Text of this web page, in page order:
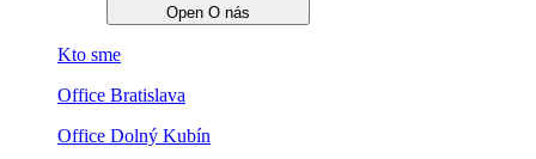
Open O nás
Kto sme
Office Bratislava
Office Dolný Kubín